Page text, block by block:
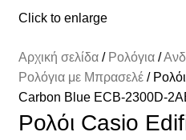
Click to enlarge
Αρχική σελίδα Ρολόγια
Ρολόγια με Μπρασελέ
Carbon Blue ECB-2300D-
Ρολόι Casio